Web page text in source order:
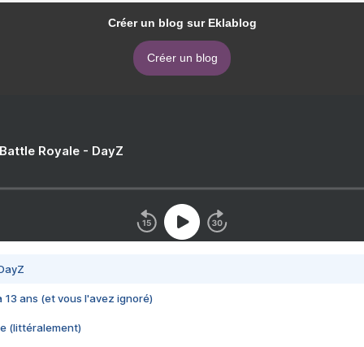
Créer un blog sur Eklablog
Créer un blog
Royale - DayZ
13 ans (et vous l'avez ignoré)
(littéralement)